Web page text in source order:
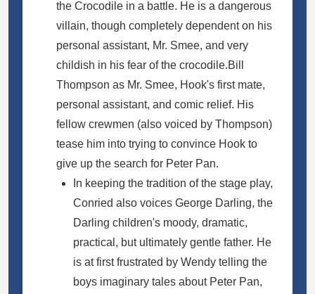
the Crocodile in a battle. He is a dangerous
villain, though completely dependent on his
personal assistant, Mr. Smee, and very
childish in his fear of the crocodile.Bill
Thompson as Mr. Smee, Hook's first mate,
personal assistant, and comic relief. His
fellow crewmen (also voiced by Thompson)
tease him into trying to convince Hook to
give up the search for Peter Pan.
In keeping the tradition of the stage play,
Conried also voices George Darling, the
Darling children's moody, dramatic,
practical, but ultimately gentle father. He
is at first frustrated by Wendy telling the
boys imaginary tales about Peter Pan,